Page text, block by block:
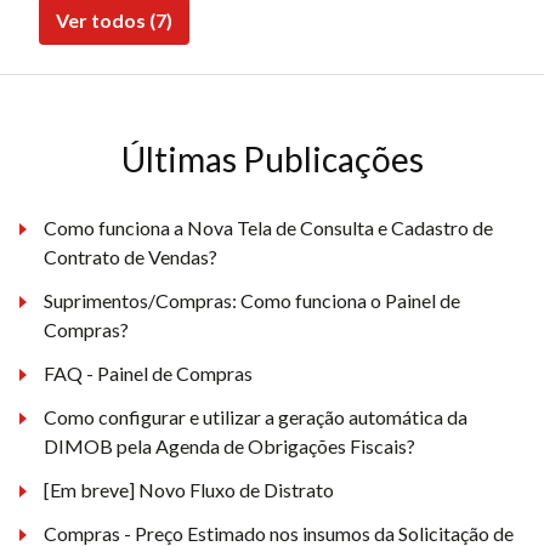
Ver todos (7)
Últimas Publicações
Como funciona a Nova Tela de Consulta e Cadastro de
Contrato de Vendas?
Suprimentos/Compras: Como funciona o Painel de
Compras?
FAQ - Painel de Compras
Como configurar e utilizar a geração automática da
DIMOB pela Agenda de Obrigações Fiscais?
[Em breve] Novo Fluxo de Distrato
Compras - Preço Estimado nos insumos da Solicitação de